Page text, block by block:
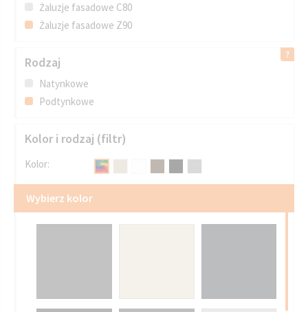
Żaluzje fasadowe C80
Żaluzje fasadowe Z90
Rodzaj
Natynkowe
Podtynkowe
Kolor i rodzaj (filtr)
Kolor:
Wybierz kolor